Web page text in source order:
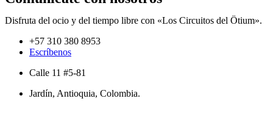
Disfruta del ocio y del tiempo libre con «Los Circuitos del Ötium».
+57 310 380 8953
Escríbenos
Calle 11 #5-81
Jardín, Antioquia, Colombia.